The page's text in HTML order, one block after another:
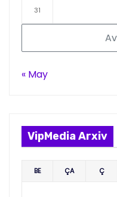
31
« May
VipMedia Arxiv
BE ÇA Ç